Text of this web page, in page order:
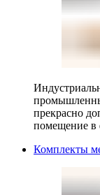
прекрасно
помещение в
Комплекты